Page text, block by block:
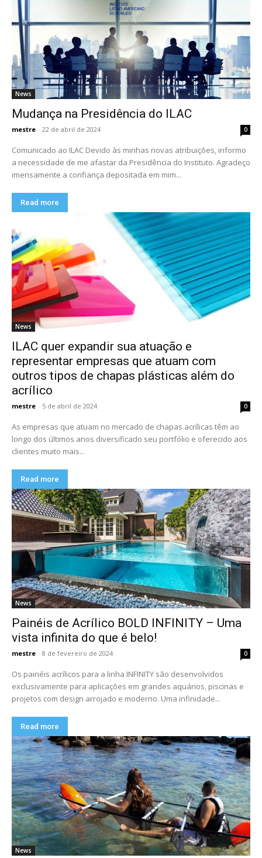
News
Mudança na Presidência do ILAC
mestre - 22 de abril de 2024 0
Comunicado ao ILAC Devido às minhas novas atribuições, informo
a necessidade de me afastar da Presidência do Instituto. Agradeço
imensamente a confiança depositada em mim...
Read more
News
ILAC quer expandir sua atuação e
representar empresas que atuam com
outros tipos de chapas plásticas além do
acrílico
mestre - 5 de abril de 2024 0
As empresas que atuam no mercado de chapas acrílicas têm ao
longo dos últimos anos diversificado seu portfólio e oferecido aos
clientes muito mais...
Read more
News
Painéis de Acrílico BOLD INFINITY – Uma
vista infinita do que é belo!
mestre - 8 de fevereiro de 2024 0
Os painéis acrílicos para a linha INFINITY são desenvolvidos
exclusivamente para aplicações em grandes aquários, piscinas e
projetos com design arrojado e moderno. Uma infinidade...
Read more
News